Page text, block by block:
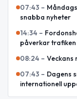
07:43 –
snabba nyheter
14:34 –
påverkar trafiken
08:24 – Veckans
07:43 – Dagens
internationell